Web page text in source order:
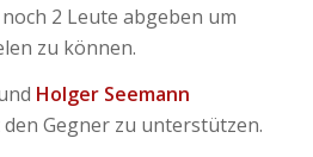
2 Leute abgeben um
zu können.
Holger Seemann
Gegner zu unterstützen.